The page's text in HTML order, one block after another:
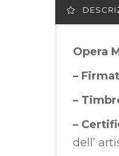
Opera
–
–
–
dell’